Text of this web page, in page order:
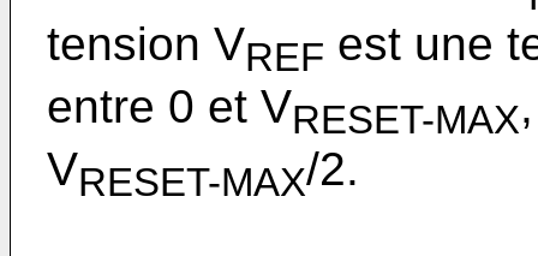
tension VREF est une
entre 0 et VRESET-MAX
VRESET-MAX/2.